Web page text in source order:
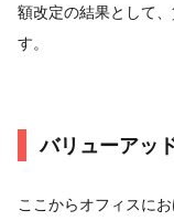
額改定の結果として
す。
バリューアッ
ここからオフィスに